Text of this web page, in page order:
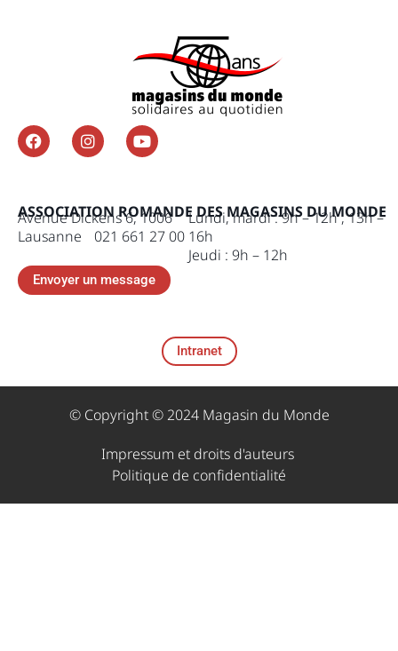
ASSOCIATION ROMANDE DES MAGASINS DU MONDE
Avenue Dickens 6, 1006
Lausanne 021 661 27 00
Lundi, mardi : 9h – 12h , 13h –
16h
Jeudi : 9h – 12h
Envoyer un message
Intranet
© Copyright © 2024 Magasin du Monde
Impressum et droits d'auteurs ​
Politique de confidentialité​